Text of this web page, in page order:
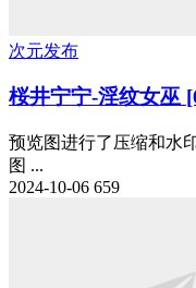
次元发布
桜井宁宁-淫纹女巫
预览图进行了压缩和水
图 ...
2024-10-06 659